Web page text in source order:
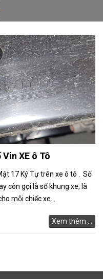
XE ô Tô
17 Ký Tự trên xe ô tô . Số
còn gọi là số khung xe, là
mỗi chiếc xe...
Xem thêm ...